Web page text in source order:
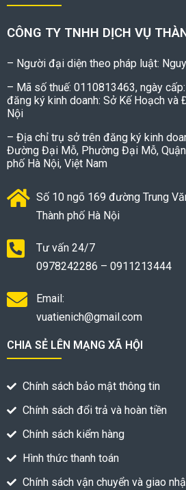
CÔNG TY TNHH DỊCH VỤ
– Người đại diện theo pháp luật:
– Mã số thuế: 0110813463, ngày
đăng ký kinh doanh: Sở Kế Hoạch và
Nội
– Địa chỉ trụ sở trên đăng ký kinh
Đường Đại Mỗ, Phường Đại Mỗ,
phố Hà Nội, Việt Nam
Số 10 ngõ 169 đường Trung
Thành phố Hà Nội
Tư vấn 24/7
0978242286 – 0911213444
Email:
vuatienich@gmail.com
CHIA SẺ LÊN MẠNG XÃ HỘI
Chính sách bảo mật thông tin
Chính sách đổi trả và hoàn tiền
Chính sách kiểm hàng
Hình thức thanh toán
Chính sách vận chuyển và giao